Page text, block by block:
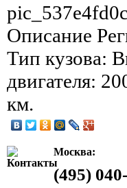
Описание
Тип кузова:
двигателя:
км.
Москва:
(495)